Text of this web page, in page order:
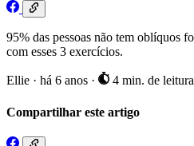
95% das pessoas não tem oblíquos
com esses 3 exercícios.
Ellie · há 6 anos · 4 min. de leitura
Compartilhar este artigo